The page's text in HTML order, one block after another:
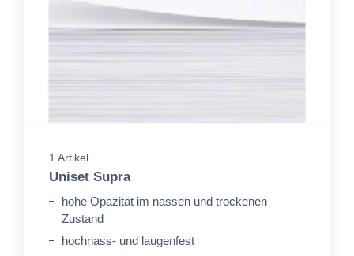
1 Artikel
Uniset Supra
hohe Opazität im nassen und trockenen
Zustand
hochnass- und laugenfest